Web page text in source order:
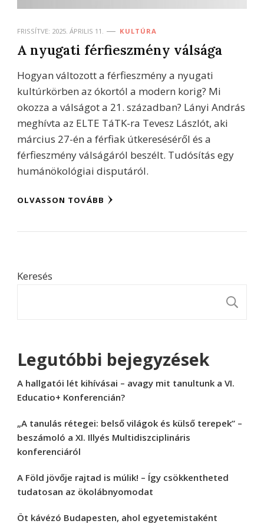
FRISSÍTVE: 2025. ÁPRILIS 11. KULTÚRA
A nyugati férfieszmény válsága
Hogyan változott a férfieszmény a nyugati
kultúrkörben az ókortól a modern korig? Mi
okozza a válságot a 21. században? Lányi András
meghívta az ELTE TáTK-ra Tevesz Lászlót, aki
március 27-én a férfiak útkereséséről és a
férfieszmény válságáról beszélt. Tudósítás egy
humánökológiai disputáról.
OLVASSON TOVÁBB
Keresés
Legutóbbi bejegyzések
A hallgatói lét kihívásai – avagy mit tanultunk a VI.
Educatio+ Konferencián?
„A tanulás rétegei: belső világok és külső terepek” –
beszámoló a XI. Illyés Multidiszciplináris
konferenciáról
A Föld jövője rajtad is múlik! – Így csökkentheted
tudatosan az ökolábnyomodat
Öt kávézó Budapesten, ahol egyetemistaként